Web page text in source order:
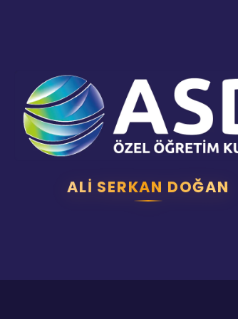
ALI SERKAN DOĞAN